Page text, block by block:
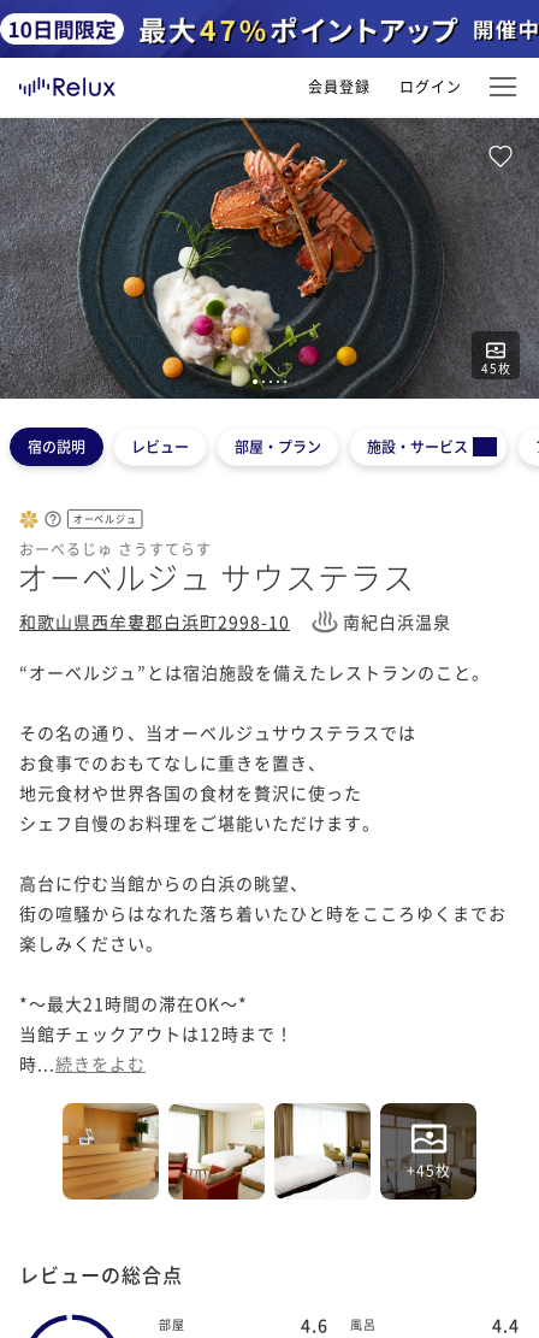
会員登録 ログイン
45枚
12 3 45
宿の説明 レビュー 部屋・プラン 施設・サービス
オーベルジュ
おーべるじゅ さうすてらす
オーベルジュ サウステラス
和歌山県西牟婁郡白浜町2998-10 南紀白浜温泉
“オーベルジュ”とは宿泊施設を備えたレストランのこと。
その名の通り、当オーベルジュサウステラスでは
お食事でのおもてなしに重きを置き、
地元食材や世界各国の食材を贅沢に使った
シェフ自慢のお料理をご堪能いただけます。
高台に佇む当館からの白浜の眺望、
街の喧騒からはなれた落ち着いたひと時をこころゆくまでお
楽しみください。
*～最大21時間の滞在OK～*
当館チェックアウトは12時まで！
時... 続きをよむ
+45枚
レビューの総合点
部屋 4.6 風呂 4.4